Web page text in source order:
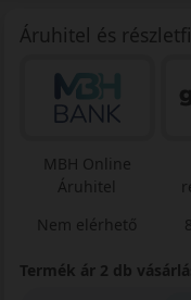
Áruhitel és
MBH Online
Áruhitel
Nem elérhető
Termék ár 2 db